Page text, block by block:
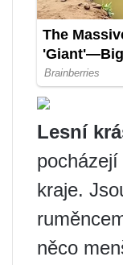
Lesní
kraje.
něco